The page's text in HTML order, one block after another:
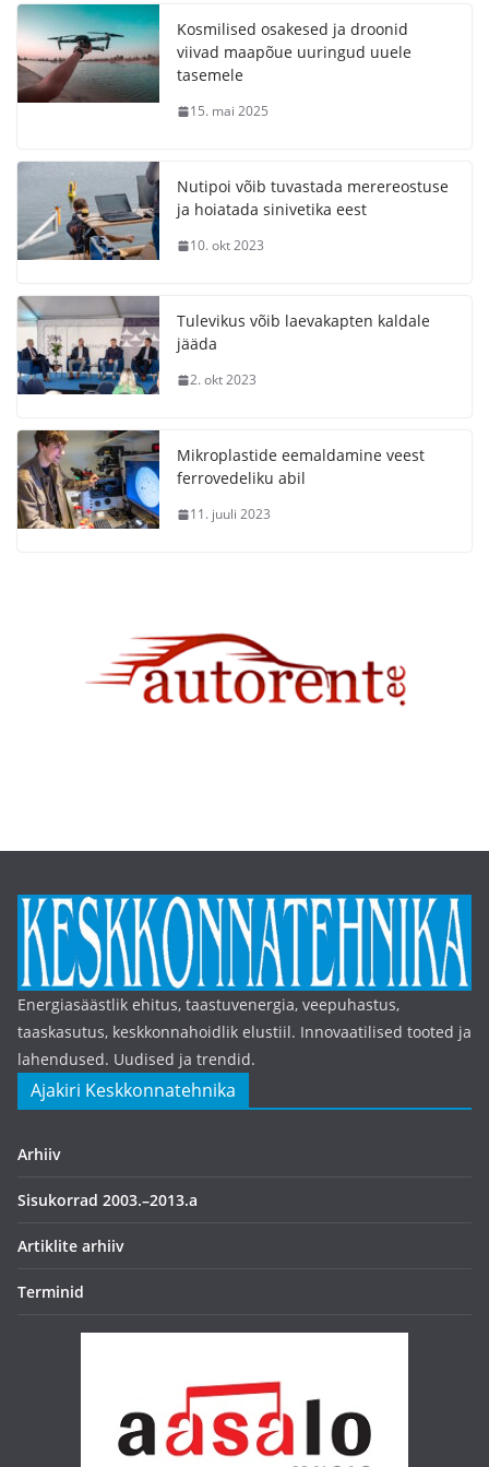
Kosmilised osakesed ja droonid
viivad maapõue uuringud uuele
tasemele
15. mai 2025
Nutipoi võib tuvastada merereostuse
ja hoiatada sinivetika eest
10. okt 2023
Tulevikus võib laevakapten kaldale
jääda
2. okt 2023
Mikroplastide eemaldamine veest
ferrovedeliku abil
11. juuli 2023
Energiasäästlik ehitus, taastuvenergia, veepuhastus,
taaskasutus, keskkonnahoidlik elustiil. Innovaatilised tooted ja
lahendused. Uudised ja trendid.
Ajakiri Keskkonnatehnika
Arhiiv
Sisukorrad 2003.–2013.a
Artiklite arhiiv
Terminid